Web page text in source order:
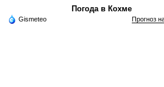
Погода в Кохме
Gismeteo Прогноз